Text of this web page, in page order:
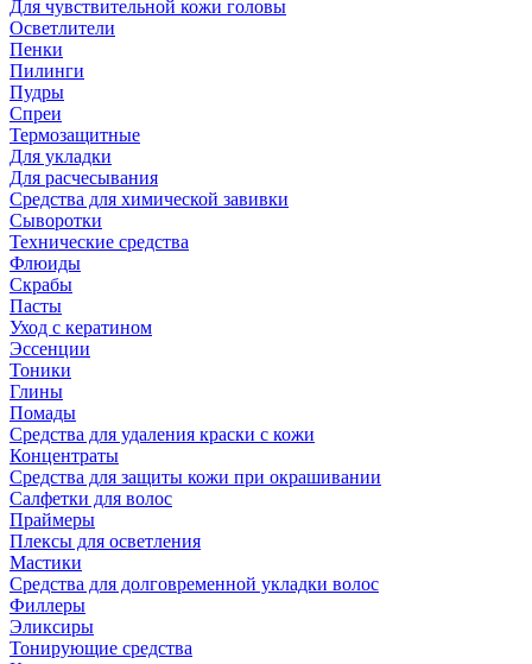
Для чувствительной кожи головы
Осветлители
Пенки
Пилинги
Пудры
Спреи
Термозащитные
Для укладки
Для расчесывания
Средства для химической завивки
Сыворотки
Технические средства
Флюиды
Скрабы
Пасты
Уход с кератином
Эссенции
Тоники
Глины
Помады
Средства для удаления краски с кожи
Концентраты
Средства для защиты кожи при окрашивании
Салфетки для волос
Праймеры
Плексы для осветления
Мастики
Средства для долговременной укладки волос
Филлеры
Эликсиры
Тонирующие средства